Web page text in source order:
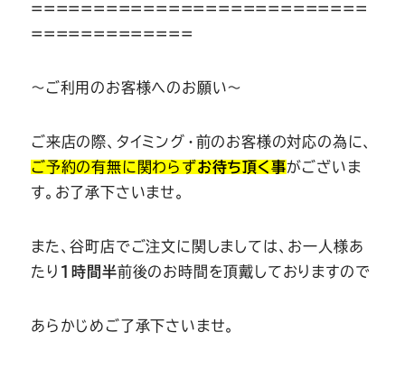
===========================
=============
～ご利用のお客様へのお願い～
ご来店の際、タイミング・前のお客様の対応の為に、
ご予約の有無に関わらずお待ち頂く事がございま
す。お了承下さいませ。
また、谷町店でご注文に関しましては、お一人様あ
たり 1時間半前後のお時間を頂戴しておりますので
あらかじめご了承下さいませ。